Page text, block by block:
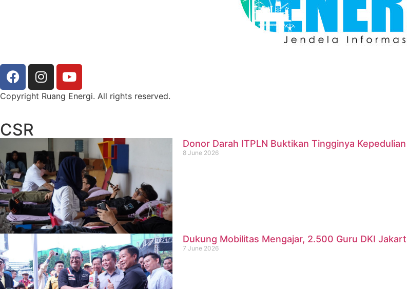
Copyright Ruang Energi. All rights reserved.
CSR
Donor Darah ITPLN Buktikan Tingginya
8 June 2026
Dukung Mobilitas Mengajar, 2.500 Guru DKI
7 June 2026